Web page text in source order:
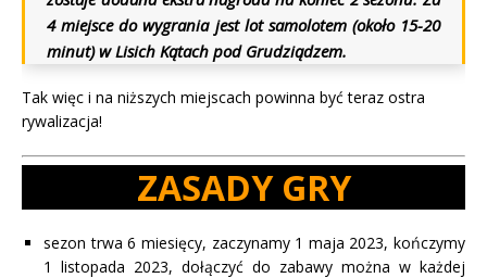
4 miejsce do wygrania jest lot samolotem (około 15-20
minut) w Lisich Kątach pod Grudziądzem.
Tak więc i na niższych miejscach powinna być teraz ostra
rywalizacja!
ZASADY GRY
sezon trwa 6 miesięcy, zaczynamy 1 maja 2023, kończymy
1 listopada 2023, dołączyć do zabawy można w każdej